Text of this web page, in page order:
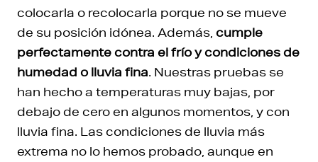
colocarla o recolocarla porque no se mueve
de su posición idónea. Además, cumple
perfectamente contra el frío y condiciones de
humedad o lluvia fina. Nuestras pruebas se
han hecho a temperaturas muy bajas, por
debajo de cero en algunos momentos, y con
lluvia fina. Las condiciones de lluvia más
extrema no lo hemos probado, aunque en